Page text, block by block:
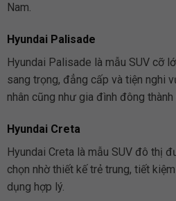
Nam.
Hyundai Palisade
Hyundai Palisade là mẫu SUV cỡ
sang trọng, đẳng cấp và tiện nghi
nhân cũng như gia đình đông thành
Hyundai Creta
Hyundai Creta là mẫu SUV đô thị
chọn nhờ thiết kế trẻ trung, tiết
dụng hợp lý.